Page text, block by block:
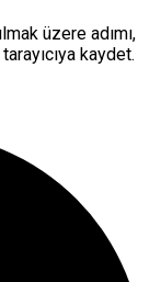
üzere adımı,
kaydet.